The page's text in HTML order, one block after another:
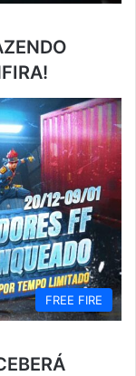
FREE FIRE